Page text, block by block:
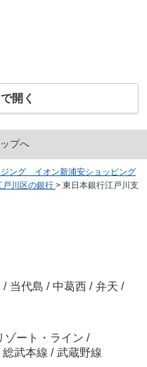
開く
プへ
ング イオン新浦安ショッピング
戸川区の銀行 > 東日本銀行江戸川支
/ 当代島 / 中葛西 / 弁天 /
ゾート・ライン /
総武本線 / 武蔵野線